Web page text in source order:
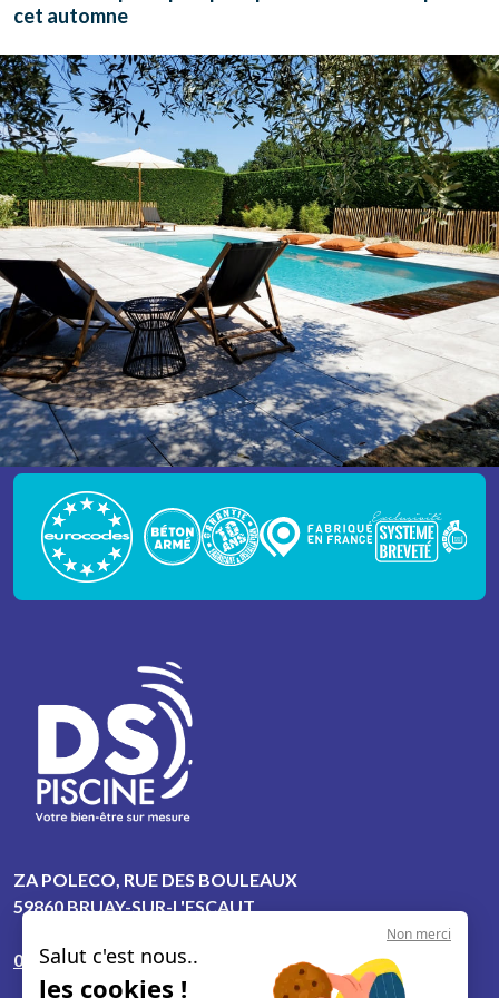
cet automne
ZA POLECO, RUE DES BOULEAUX
59860 BRUAY-SUR-L'ESCAUT
06 50 23 55 82
Non merci
Salut c'est nous..
les cookies !